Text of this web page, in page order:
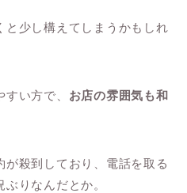
と少し構えてしまうかもしれ
い方で、 お店の雰囲気も和
殺到しており、電話を取る
りなんだとか。